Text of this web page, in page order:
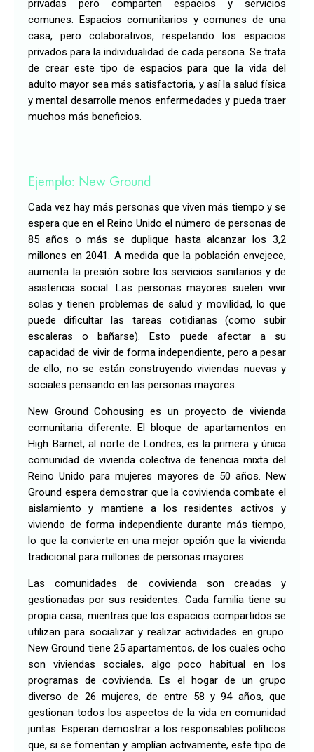
privadas pero comparten espacios y servicios
comunes. Espacios comunitarios y comunes de una
casa, pero colaborativos, respetando los espacios
privados para la individualidad de cada persona. Se trata
de crear este tipo de espacios para que la vida del
adulto mayor sea más satisfactoria, y así la salud física
y mental desarrolle menos enfermedades y pueda traer
muchos más beneficios.
Ejemplo: New Ground
Cada vez hay más personas que viven más tiempo y se
espera que en el Reino Unido el número de personas de
85 años o más se duplique hasta alcanzar los 3,2
millones en 2041. A medida que la población envejece,
aumenta la presión sobre los servicios sanitarios y de
asistencia social. Las personas mayores suelen vivir
solas y tienen problemas de salud y movilidad, lo que
puede dificultar las tareas cotidianas (como subir
escaleras o bañarse). Esto puede afectar a su
capacidad de vivir de forma independiente, pero a pesar
de ello, no se están construyendo viviendas nuevas y
sociales pensando en las personas mayores.
New Ground Cohousing es un proyecto de vivienda
comunitaria diferente. El bloque de apartamentos en
High Barnet, al norte de Londres, es la primera y única
comunidad de vivienda colectiva de tenencia mixta del
Reino Unido para mujeres mayores de 50 años. New
Ground espera demostrar que la covivienda combate el
aislamiento y mantiene a los residentes activos y
viviendo de forma independiente durante más tiempo,
lo que la convierte en una mejor opción que la vivienda
tradicional para millones de personas mayores.
Las comunidades de covivienda son creadas y
gestionadas por sus residentes. Cada familia tiene su
propia casa, mientras que los espacios compartidos se
utilizan para socializar y realizar actividades en grupo.
New Ground tiene 25 apartamentos, de los cuales ocho
son viviendas sociales, algo poco habitual en los
programas de covivienda. Es el hogar de un grupo
diverso de 26 mujeres, de entre 58 y 94 años, que
gestionan todos los aspectos de la vida en comunidad
juntas. Esperan demostrar a los responsables políticos
que, si se fomentan y amplían activamente, este tipo de